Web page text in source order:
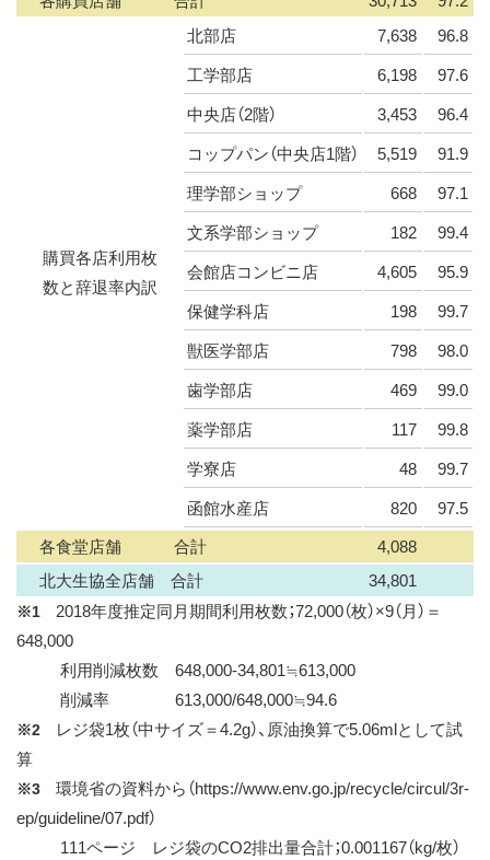
購買各店利用枚
数と辞退率内訳
北部店 7,638
96.8
工学部店
6,198
97.6
中央店（2階）
3,453
96.4
コップパン（中央店1階）
5,519
91.9
理学部ショップ
668
97.1
文系学部ショップ
182
99.4
会館店コンビニ店
4,605
95.9
保健学科店
198
99.7
獣医学部店
798
98.0
歯学部店
469
99.0
薬学部店
117
99.8
学寮店
48
99.7
函館水産店
820
97.5
各食堂店舗 合計
4,088
北大生協全店舗 合計
34,801
※1 2018年度推定同月期間利用枚数；72,000（枚）×9（月）＝
648,000
利用削減枚数 648,000-34,801≒613,000
削減率 613,000/648,000≒94.6
※2 レジ袋1枚（中サイズ＝4.2g）、原油換算で5.06mlとして試
算
※3 環境省の資料から（https://www.env.go.jp/recycle/circul/3r-
ep/guideline/07.pdf）
111ページ レジ袋のCO2排出量合計；0.001167（kg/枚）